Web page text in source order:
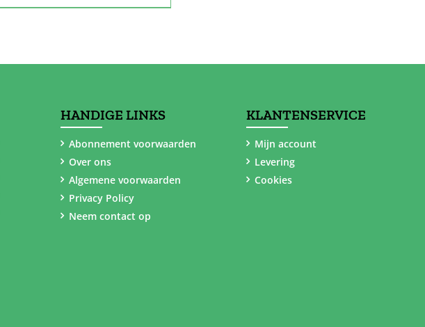
HANDIGE LINKS
Abonnement voorwaarden
Over ons
Algemene voorwaarden
Privacy Policy
Neem contact op
KLANTENSERVICE
Mijn account
Levering
Cookies